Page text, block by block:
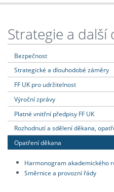
Strategie a
Bezpečnost
Strategické a dlouhodobé záměry
FF UK pro udržitelnost
Výroční zprávy
Platné vnitřní předpisy FF UK
Rozhodnutí a sdělení děkana,
Opatření děkana
Harmonogram akademického
Směrnice a provozní řády